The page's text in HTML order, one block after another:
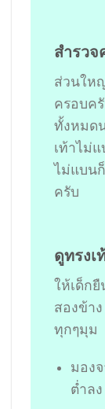
สำรว
ส่วนให
ครอบค
ทั้งหมด
เท้าไม่
ไม่แบน
ครับ
ดูทรง
ให้เด็ก
สองข้า
ทุกๆมุม
มอง
ต่ำล